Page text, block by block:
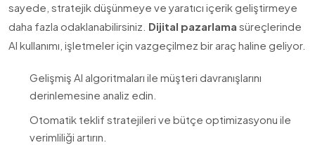
sayede, stratejik düşünmeye ve yaratıcı içerik geliştirmeye
daha fazla odaklanabilirsiniz. Dijital pazarlama süreçlerinde
AI kullanımı, işletmeler için vazgeçilmez bir araç haline geliyor.
Gelişmiş AI algoritmaları ile müşteri davranışlarını
derinlemesine analiz edin.
Otomatik teklif stratejileri ve bütçe optimizasyonu ile
verimliliği artırın.